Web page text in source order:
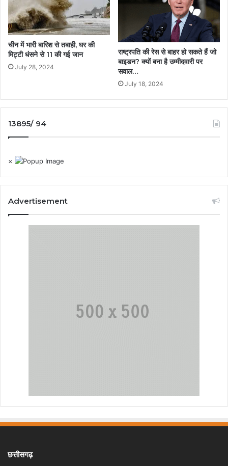
चीन में भारी बारिश से तबाही, घर की
मिट्टी धंसने से 11 की गई जान
July 28, 2024
राष्ट्रपति की रेस से बाहर हो सकते हैं जो
बाइडन? क्यों बना है उम्मीदवारी पर
सवाल…
July 18, 2024
13895/ 94
×
Advertisement
छत्तीसगढ़